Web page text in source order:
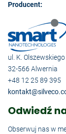
Producent:
ul. K.
32-566 Alwernia
+48 12 25 89 395
Odwiedź
Obserwuj nas w